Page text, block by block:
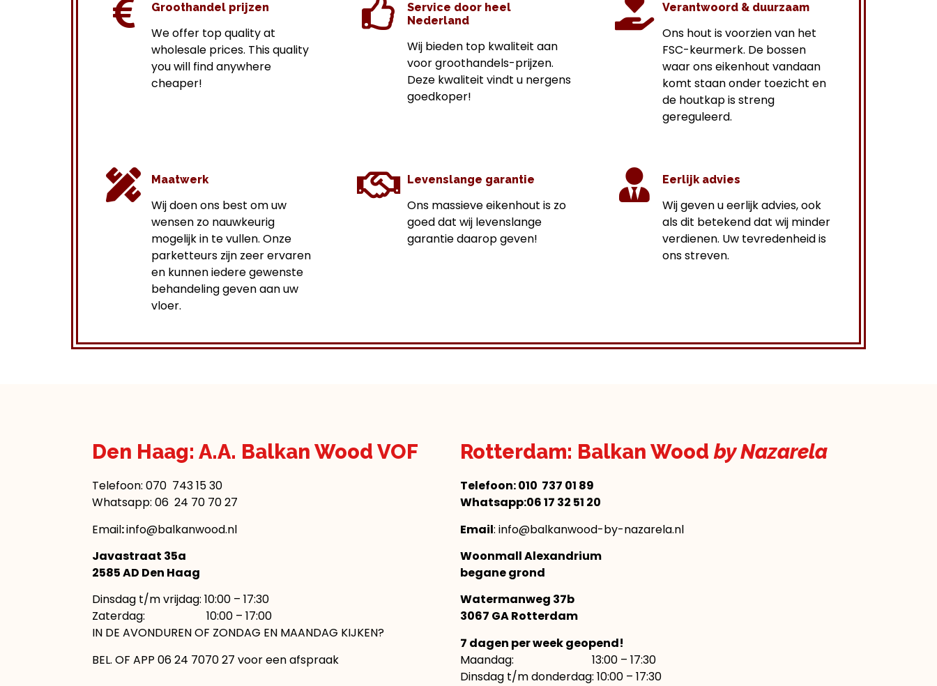
Groothandel prijzen
We offer top quality at
wholesale prices. This quality
you will find anywhere
cheaper!
Service door heel
Nederland
Wij bieden top kwaliteit aan
voor groothandels-prijzen.
Deze kwaliteit vindt u nergens
goedkoper!
Verantwoord & duurzaam
Ons hout is voorzien van het
FSC-keurmerk. De bossen
waar ons eikenhout vandaan
komt staan onder toezicht en
de houtkap is streng
gereguleerd.
Maatwerk
Wij doen ons best om uw
wensen zo nauwkeurig
mogelijk in te vullen. Onze
parketteurs zijn zeer ervaren
en kunnen iedere gewenste
behandeling geven aan uw
vloer.
Levenslange garantie
Ons massieve eikenhout is zo
goed dat wij levenslange
garantie daarop geven!
Eerlijk advies
Wij geven u eerlijk advies, ook
als dit betekend dat wij minder
verdienen. Uw tevredenheid is
ons streven.
Den Haag: A.A. Balkan Wood VOF
Telefoon: 070 743 15 30
Whatsapp: 06 24 70 70 27
Email:info@balkanwood.nl
Javastraat 35a
2585 AD Den Haag
Dinsdag t/m vrijdag: 10:00 – 17:30
Zaterdag: 10:00 – 17:00
IN DE AVONDUREN OF ZONDAG EN MAANDAG KIJKEN?
BEL. OF APP 06 24 7070 27 voor een afspraak
Rotterdam: Balkan Wood by Nazarela
Telefoon:010 737 01 89
Whatsapp:06 17 32 51 20
Email: info@balkanwood-by-nazarela.nl
Woonmall Alexandrium
begane grond
Watermanweg 37b
3067 GA Rotterdam
7 dagen per week geopend!
Maandag: 13:00 – 17:30
Dinsdag t/m donderdag: 10:00 – 17:30